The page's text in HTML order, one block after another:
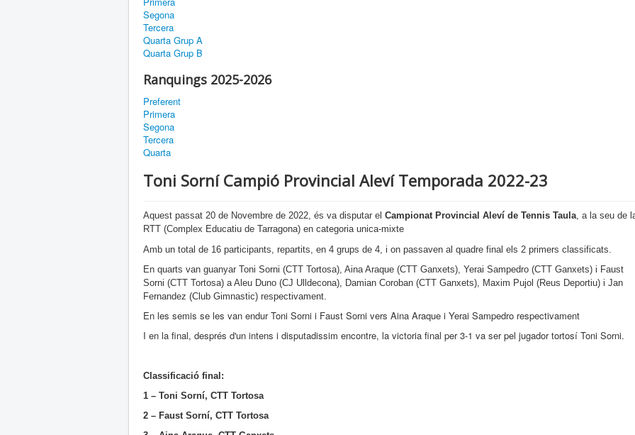
Segona
Tercera
Quarta Grup A
Quarta Grup B
Ranquings 2025-2026
Preferent
Primera
Segona
Tercera
Quarta
Toni Sorní Campió Provincial Aleví Temporada 2022-23
Aquest passat 20 de Novembre de 2022, és va disputar el Campionat Provincial Aleví de Tennis Taula, a la seu de
RTT (Complex Educatiu de Tarragona) en categoria unica-mixte
Amb un total de 16 participants, repartits, en 4 grups de 4, i on passaven al quadre final els 2 primers classificats.
En quarts van guanyar Toni Sorni (CTT Tortosa), Aina Araque (CTT Ganxets), Yerai Sampedro (CTT Ganxets) i Faust
Sorni (CTT Tortosa) a Aleu Duno (CJ Ulldecona), Damian Coroban (CTT Ganxets), Maxim Pujol (Reus Deportiu) i Jan
Fernandez (Club Gimnastic) respectivament.
En les semis se les van endur Toni Sorni i Faust Sorni vers Aina Araque i Yerai Sampedro respectivament
I en la final, després d'un intens i disputadissim encontre, la victoria final per 3-1 va ser pel jugador tortosí Toni Sorni.
Classificació final:
1 – Toni Sorní, CTT Tortosa
2 – Faust Sorní, CTT Tortosa